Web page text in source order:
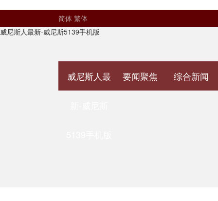
简体 繁体
威尼斯人最新-威尼斯5139手机版
威尼斯人最 要闻聚焦 综合新闻